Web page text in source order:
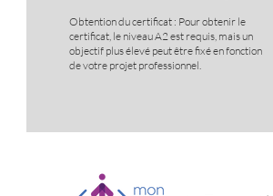
Obtention du certificat : Pour obtenir le
certificat, le niveau A2 est requis, mais un
objectif plus élevé peut être fixé en fonction
de votre projet professionnel.